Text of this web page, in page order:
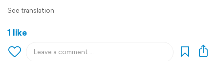
See translation
1 like